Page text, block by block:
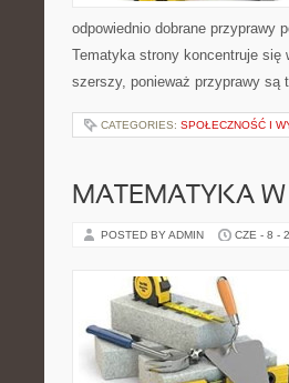
odpowiednio dobrane przyprawy
Tematyka strony koncentruje się
szerszy, ponieważ przyprawy są
CATEGORIES: SPOŁECZNOŚĆ I
MATEMATYKA
POSTED BY ADMIN CZE - 8 -